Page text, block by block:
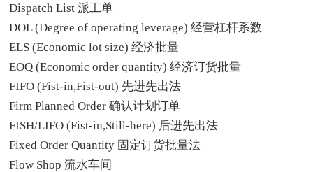
Dispatch List 派工单
DOL (Degree of operating leverage) 经营杠杆系数
ELS (Economic lot size) 经济批量
EOQ (Economic order quantity) 经济订货批量
FIFO (Fist-in,Fist-out) 先进先出法
Firm Planned Order 确认计划订单
FISH/LIFO (Fist-in,Still-here) 后进先出法
Fixed Order Quantity 固定订货批量法
Flow Shop 流水车间